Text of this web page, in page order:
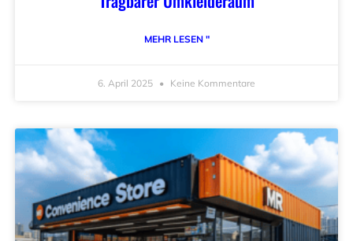
MEHR LESEN "
6. April 2025 Keine Kommentare